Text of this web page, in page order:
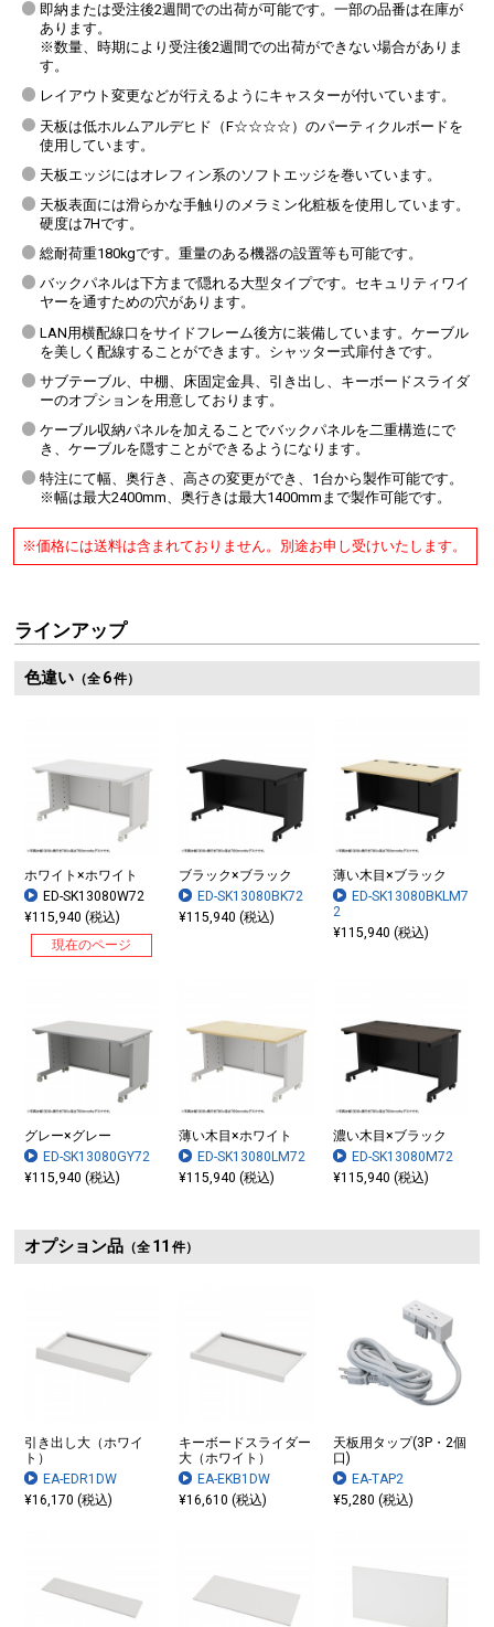
即納または受注後2週間での出荷が可能です。一部の品番は在庫が
あります。
※数量、時期により受注後2週間での出荷ができない場合がありま
す。
レイアウト変更などが行えるようにキャスターが付いています。
天板は低ホルムアルデヒド（F☆☆☆☆）のパーティクルボードを
使用しています。
天板エッジにはオレフィン系のソフトエッジを巻いています。
天板表面には滑らかな手触りのメラミン化粧板を使用しています。
硬度は7Hです。
総耐荷重180kgです。重量のある機器の設置等も可能です。
バックパネルは下方まで隠れる大型タイプです。セキュリティワイ
ヤーを通すための穴があります。
LAN用横配線口をサイドフレーム後方に装備しています。ケーブル
を美しく配線することができます。シャッター式扉付きです。
サブテーブル、中棚、床固定金具、引き出し、キーボードスライダ
ーのオプションを用意しております。
ケーブル収納パネルを加えることでバックパネルを二重構造にで
き、ケーブルを隠すことができるようになります。
特注にて幅、奥行き、高さの変更ができ、1台から製作可能です。
※幅は最大2400mm、奥行きは最大1400mmまで製作可能です。
※価格には送料は含まれておりません。別途お申し受けいたします。
ラインアップ
色違い（全 6件）
ホワイト×ホワイト
ED-SK13080W72
¥115,940 (税込)
現在のページ
ブラック×ブラック
ED-SK13080BK72
¥115,940 (税込)
薄い木目×ブラック
ED-SK13080BKLM7
2
¥115,940 (税込)
グレー×グレー
ED-SK13080GY72
¥115,940 (税込)
薄い木目×ホワイト
ED-SK13080LM72
¥115,940 (税込)
濃い木目×ブラック
ED-SK13080M72
¥115,940 (税込)
オプション品（全 11 件）
引き出し大（ホワイ
ト）
EA-EDR1DW
¥16,170 (税込)
キーボードスライダー
大（ホワイト）
EA-EKB1DW
¥16,610 (税込)
天板用タップ(3P・2個
口)
EA-TAP2
¥5,280 (税込)